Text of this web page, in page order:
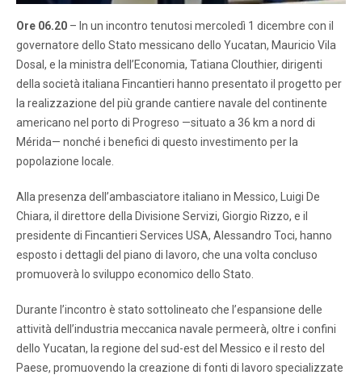
Ore 06.20 – In un incontro tenutosi mercoledì 1 dicembre con il
governatore dello Stato messicano dello Yucatan, Mauricio Vila
Dosal, e la ministra dell’Economia, Tatiana Clouthier, dirigenti
della società italiana Fincantieri hanno presentato il progetto per
la realizzazione del più grande cantiere navale del continente
americano nel porto di Progreso —situato a 36 km a nord di
Mérida— nonché i benefici di questo investimento per la
popolazione locale.
Alla presenza dell’ambasciatore italiano in Messico, Luigi De
Chiara, il direttore della Divisione Servizi, Giorgio Rizzo, e il
presidente di Fincantieri Services USA, Alessandro Toci, hanno
esposto i dettagli del piano di lavoro, che una volta concluso
promuoverà lo sviluppo economico dello Stato.
Durante l’incontro è stato sottolineato che l’espansione delle
attività dell’industria meccanica navale permeerà, oltre i confini
dello Yucatan, la regione del sud-est del Messico e il resto del
Paese, promuovendo la creazione di fonti di lavoro specializzate